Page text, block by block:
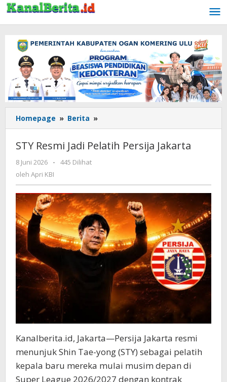
Lewati
ke
konten
Homepage » Berita »
Resmi
Pelatih
STY Resmi Jadi Pelatih Persija Jakarta
8 Juni 2026
oleh
Apri
-
445 Dilihat
oleh Apri KBI
Kanalberita.id, Jakarta—Persija Jakarta resmi
menunjuk Shin Tae-yong (STY) sebagai pelatih
kepala baru mereka mulai musim depan di
Super League 2026/2027 dengan kontrak